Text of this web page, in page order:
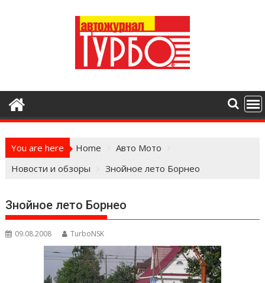
You are here Home
Авто Мото
Новости и обзоры
Знойное лето Борнео
Знойное лето Борнео
09.08.2008 TurboNSK